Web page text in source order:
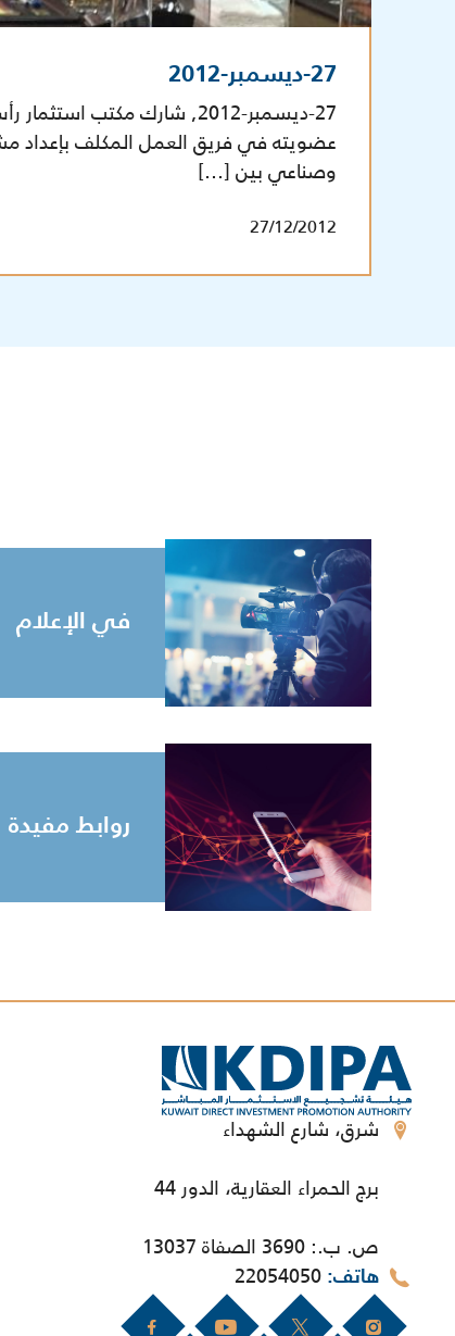
27-ديسمبر-2012
27-ديسمبر-2012, شارك مكتب
عضويته في فريق العمل المكلف بإعداد
وصناعي بين […]
27/12/2012
في الإعلام
روابط مفيدة
شرق، شارع الشهداء
برج الحمراء العقارية، الدور 44
ص. ب.: 3690 الصفاة 13037
هاتف